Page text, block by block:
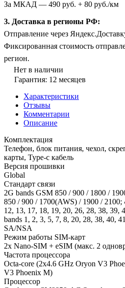
За МКАД — 490 руб. + 80 руб./км
3. Доставка в регионы РФ:
Отправление через
Фиксированная стоимость
регион.
Нет в наличии
Гарантия: 12 месяцев
Характеристики
Отзывы
Комментарии
Описание
Комплектация
Телефон, блок питания, чехол,
карты, Type-c кабель
Версия прошивки
Global
Стандарт связи
2G bands GSM 850 / 900 / 1800 /
850 / 900 / 1700(AWS) / 1900 / 2100;
12, 13, 17, 18, 19, 20, 26, 28, 38, 39,
bands 1, 2, 3, 5, 7, 8, 20, 28, 38, 40,
SA/NSA
Режим работы SIM-карт
2x Nano-SIM + eSIM (макс. 2
Частота процессора
Octa-core (2x4.6 GHz Oryon V3
V3 Phoenix M)
Процессор